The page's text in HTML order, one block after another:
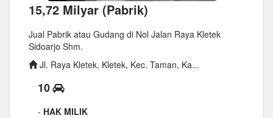
15,72 Milyar (Pabrik)
Jual Pabrik atau Gudang di Nol Jalan Raya Kletek
Sidoarjo Shm.
Jl. Raya Kletek, Kletek, Kec. Taman, Ka...
10
- HAK MILIK